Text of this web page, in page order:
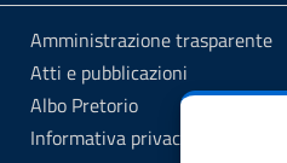
Amministrazione trasparente
Atti e pubblicazioni
Albo Pretorio
Informativa privacy